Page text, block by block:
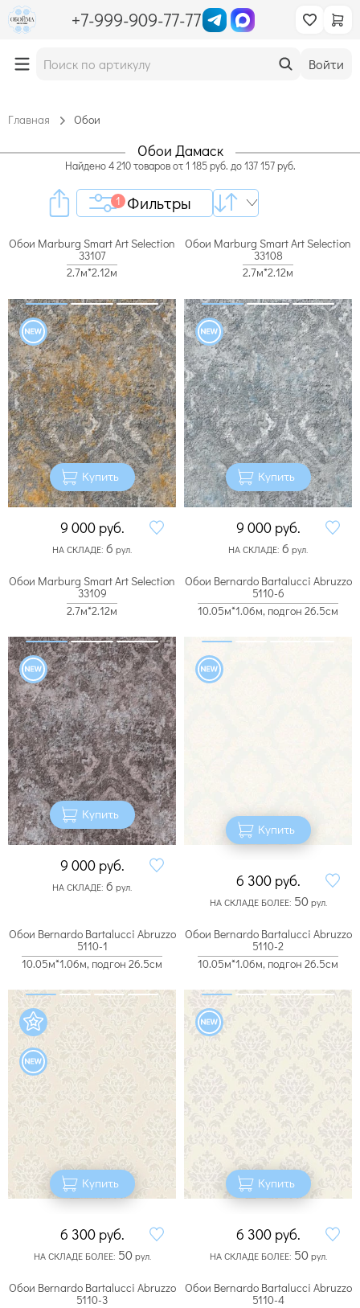
+7-999-909-77-77
Войти
Главная Обои
Обои Дамаск
Найдено 4 210 товаров от 1 185 руб. до 137 157 руб.
Фильтры
1
Обои Marburg Smart Art Selection
33107
2.7м*2.12м
Купить
9 000 руб.
НА СКЛАДЕ: 6 рул.
Обои Marburg Smart Art Selection
33108
2.7м*2.12м
Купить
9 000 руб.
НА СКЛАДЕ: 6 рул.
Обои Marburg Smart Art Selection
33109
2.7м*2.12м
Купить
9 000 руб.
НА СКЛАДЕ: 6 рул.
Обои Bernardo Bartalucci Abruzzo
5110-6
10.05м*1.06м, подгон 26.5см
Купить
6 300 руб.
НА СКЛАДЕ БОЛЕЕ: 50рул.
Обои Bernardo Bartalucci Abruzzo
5110-1
10.05м*1.06м, подгон 26.5см
Купить
6 300 руб.
НА СКЛАДЕ БОЛЕЕ: 50рул.
Обои Bernardo Bartalucci Abruzzo
5110-2
10.05м*1.06м, подгон 26.5см
Купить
6 300 руб.
НА СКЛАДЕ БОЛЕЕ: 50рул.
Обои Bernardo Bartalucci Abruzzo
5110-3
Обои Bernardo Bartalucci Abruzzo
5110-4